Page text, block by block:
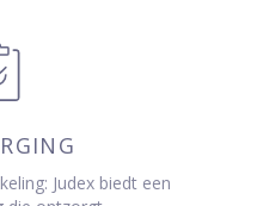
Judex biedt een